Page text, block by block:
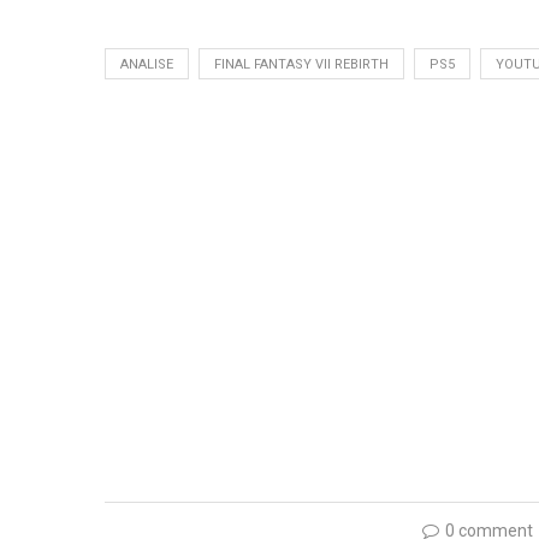
ANALISE FINAL FANTASY VII REBIRTH PS5
0 comment